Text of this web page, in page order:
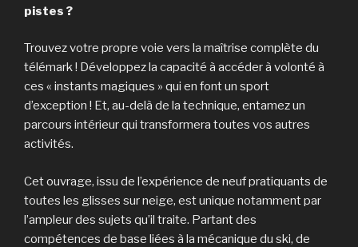
pistes ?
Trouvez votre propre voie vers la maîtrise complète du
télémark ! Développez la capacité à accéder à volonté à
ces « instants magiques » qui en font un sport
d’exception ! Et, au-delà de la technique, entamez un
parcours intérieur qui transformera toutes vos autres
activités.
Cet ouvrage, issu de l’expérience de neuf pratiquants de
toutes les glisses sur neige, est unique notamment par
l’ampleur des sujets qu’il traite. Partant des
compétences de base liées à la mécanique du ski, de